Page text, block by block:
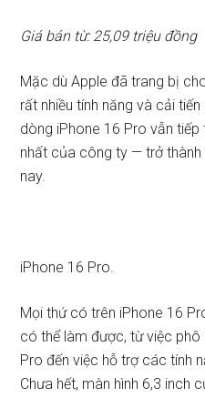
Giá bán từ: 25,09 triệu đồng
Mặc dù Apple đã trang bị
rất nhiều tính năng và cải
dòng iPhone 16 Pro vẫn
nhất của công ty — trở thành
nay.
iPhone 16 Pro.
Mọi thứ có trên iPhone 16
có thể làm được, từ việc
Pro đến việc hỗ trợ các tính
Chưa hết, màn hình 6,3 inch